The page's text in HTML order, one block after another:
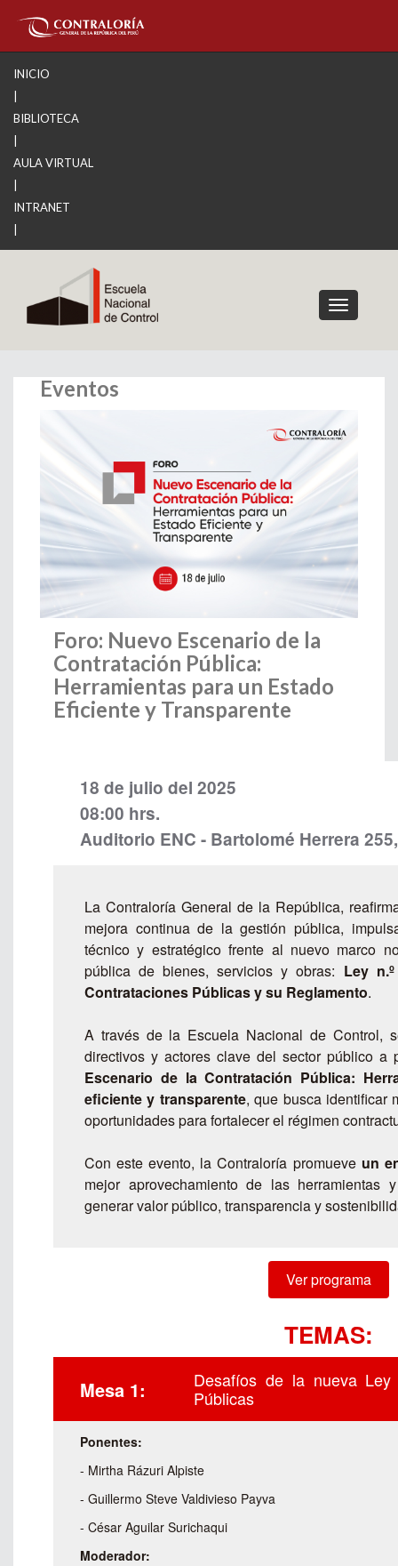
INICIO
BIBLIOTECA
AULA VIRTUAL
INTRANET
Toggle
Eventos
Foro: Nuevo Escenario de la
Contratación Pública:
Herramientas para un Estado
Eficiente y Transparente
18 de julio del 2025
08:00 hrs.
Auditorio ENC - Bartolomé Herrera
La Contraloría General de la República,
mejora continua de la gestión pública,
técnico y estratégico frente al nuevo marco
pública de bienes, servicios y obras: Ley
Contrataciones Públicas y su Reglamento.
A través de la Escuela Nacional de Control,
directivos y actores clave del sector público
Escenario de la Contratación Pública:
eficiente y transparente, que busca identificar
oportunidades para fortalecer el régimen
Con este evento, la Contraloría promueve un
mejor aprovechamiento de las
generar valor público, transparencia y
Ver programa
TEMAS:
Mesa 1:
Desafíos de la nueva Ley
Públicas
Ponentes:
- Mirtha Rázuri Alpiste
- Guillermo Steve Valdivieso Payva
- César Aguilar Surichaqui
Moderador: